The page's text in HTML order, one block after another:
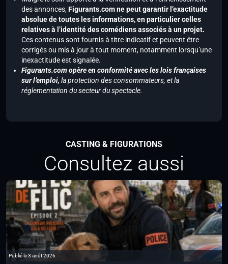
des annonces,Figurants.com ne peut garantir l’exactitude
absolue de toutes les informations, en particulier celles
relatives à l’identité des comédiens associés à un projet.
Ces contenus sont fournis à titre indicatif et peuvent être
corrigés ou mis à jour à tout moment, notamment lorsqu’une
inexactitude est signalée.
Figurants.com opère en conformité avec les lois françaises
sur l’emploi, la protection des consommateurs, et la
réglementation du secteur du spectacle.
CASTING & FIGURATIONS
Consultez aussi
Publié le 3 août 2026